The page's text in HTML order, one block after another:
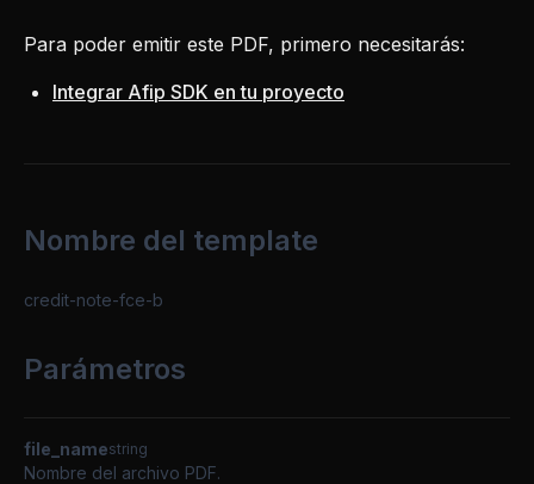
Para poder emitir este PDF, primero necesitarás:
Integrar Afip SDK en tu proyecto
Nombre del template
credit-note-fce-b
Parámetros
file_namestring
Nombre del archivo PDF.